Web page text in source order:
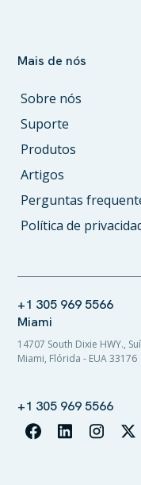
Mais de nós
Sobre nós
Suporte
Produtos
Artigos
Perguntas
Política de
+1 305 969 5566
Miami
14707 South Dixie HWY.,
Miami, Flórida - EUA 33176
+1 305 969 5566